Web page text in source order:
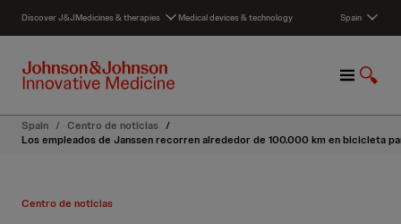
c
Discover J&JMedicines & therapies Medical devices & technology Spain
M
n
u
S
o
w
Spain / Centro de noticias /
Los empleados de Janssen recorren alrededor de 100.000 km en bicicleta
Centro de noticias